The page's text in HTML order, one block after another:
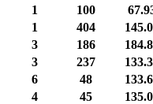
1 100
1 404
3 186
3 237
6 48
4 45